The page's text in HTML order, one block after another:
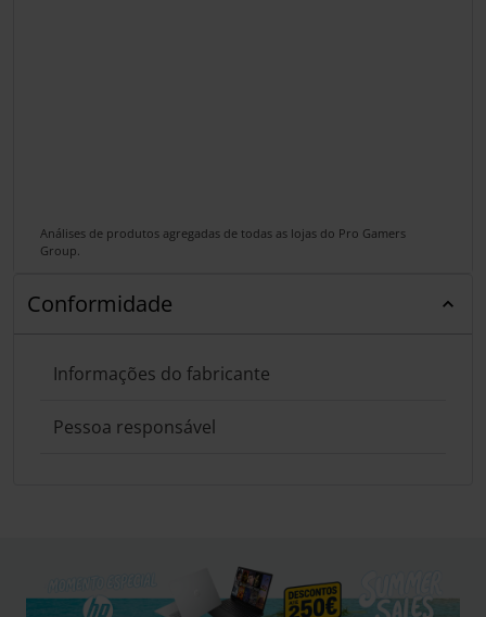
Análises de produtos agregadas de todas as lojas do Pro Gamers
Group.
Conformidade
Informações do fabricante
Pessoa responsável